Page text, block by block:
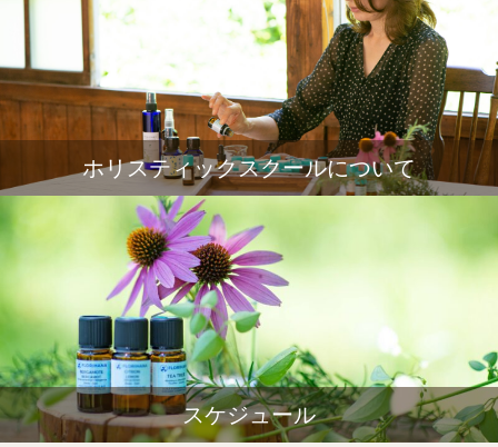
ホリスティックスクールについて
スケジュール